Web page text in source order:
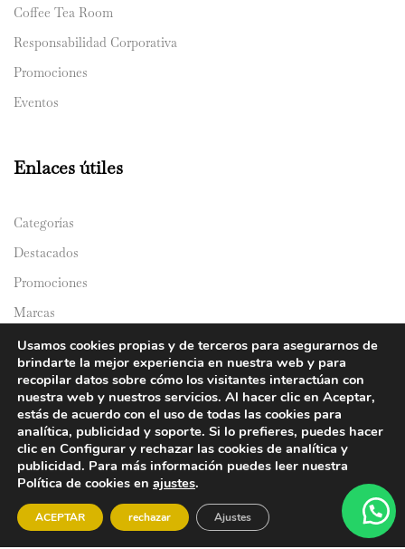
Coffee Tea Room
Responsabilidad Corporativa
Promociones
Eventos
Enlaces útiles
Categorías
Destacados
Promociones
Marcas
Catálogos
Domicilios
© 2024 Y&Y Asian Market. All rights reserved.
Usamos cookies propias y de terceros para asegurarnos de
brindarte la mejor experiencia en nuestra web y para
recopilar datos sobre cómo los visitantes interactúan con
nuestra web y nuestros servicios. Al hacer clic en Aceptar,
estás de acuerdo con el uso de todas las cookies para
analítica, publicidad y soporte. Si lo prefieres, puedes hacer
clic en Configurar y rechazar las cookies de analítica y
publicidad. Para más información puedes leer nuestra
Política de cookies en ajustes.
ACEPTAR rechazar Ajustes